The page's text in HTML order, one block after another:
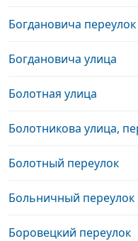
Богдановича переулок
Богдановича улица
Болотная улица
Болотникова улица,
Болотный переулок
Больничный переулок
Боровецкий переулок